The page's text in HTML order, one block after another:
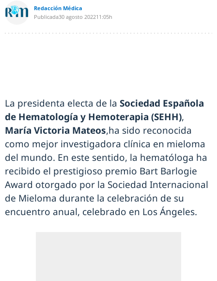
Redacción Médica
Publicada30 agosto 202211:05h
La presidenta electa de la Sociedad Española
de Hematología y Hemoterapia (SEHH),
María Victoria Mateos,ha sido reconocida
como mejor investigadora clínica en mieloma
del mundo. En este sentido, la hematóloga ha
recibido el prestigioso premio Bart Barlogie
Award otorgado por la Sociedad Internacional
de Mieloma durante la celebración de su
encuentro anual, celebrado en Los Ángeles.